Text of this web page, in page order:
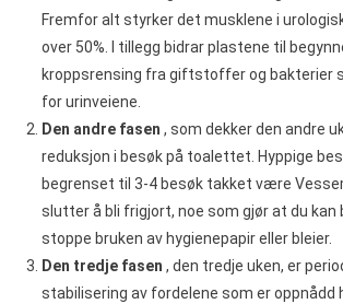
Fremfor alt styrker det musklene i
over 50%. I tillegg bidrar plastene til
kroppsrensing fra giftstoffer og bakterier
for urinveiene.
Den andre fasen , som dekker den andre
reduksjon i besøk på toalettet. Hyppige
begrenset til 3-4 besøk takket være
slutter å bli frigjort, noe som gjør at du kan
stoppe bruken av hygienepapir eller bleier.
Den tredje fasen , den tredje uken, er
stabilisering av fordelene som er oppnådd